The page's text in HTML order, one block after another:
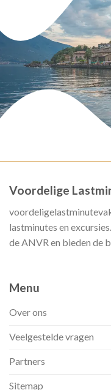
Voordelige
lastminutes en
de ANVR en bieden de
Menu
Over ons
Veelgestelde vragen
Partners
Sitemap